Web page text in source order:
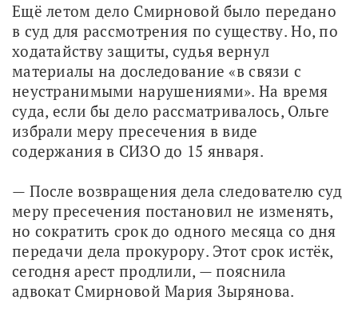
Ещё летом дело Смирновой было передано
в суд для рассмотрения по существу. Но, по
ходатайству защиты, судья вернул
материалы на доследование «в связи с
неустранимыми нарушениями». На время
суда, если бы дело рассматривалось, Ольге
избрали меру пресечения в виде
содержания в СИЗО до 15 января.
— После возвращения дела следователю суд
меру пресечения постановил не изменять,
но сократить срок до одного месяца со дня
передачи дела прокурору. Этот срок истёк,
сегодня арест продлили, — пояснила
адвокат Смирновой Мария Зырянова.